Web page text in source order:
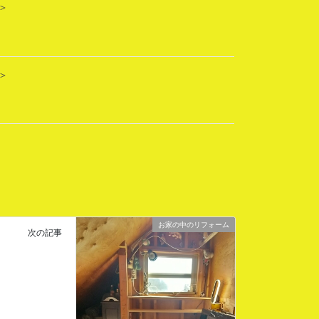
お家の中のリフォーム
次の記事